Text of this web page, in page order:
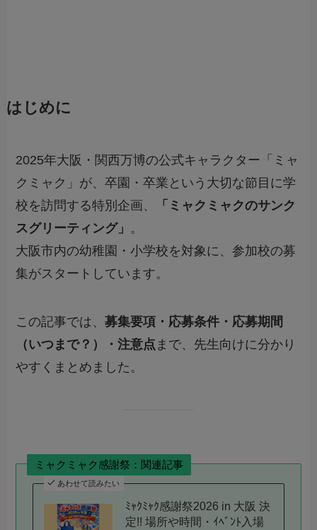
はじめに
2025年大阪・関西万博の公式キャラクター「ミャ
クミャク」が、卒園・卒業という大切な節目に学
校を訪問する特別企画、
「ミャクミャクのサンク
スグリーティング」 。
大阪市内の幼稚園・小学校を対象に、参加校の募
集がスタートしています。
この記事では、募集要項・応募条件・応募期間
（いつまで？）・注意点 まで、先生向けに分かり
やすくまとめました。
ミャクミャク感謝祭：関連記事
あわせて読みたい
ﾐｬｸﾐｬｸ感謝祭2026 in 大阪 決
定!! 場所や時間・ｲﾍﾞﾝﾄ入場